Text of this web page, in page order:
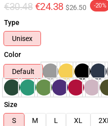
€30.48 €24.38 $26.50 -20%
Type
Unisex
Color
Default
Size
S
M L XL 2XL